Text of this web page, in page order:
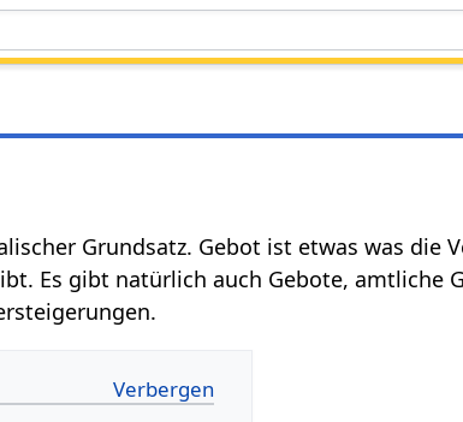
Grundsatz. Gebot ist etwas was die
Es gibt natürlich auch Gebote, amtliche